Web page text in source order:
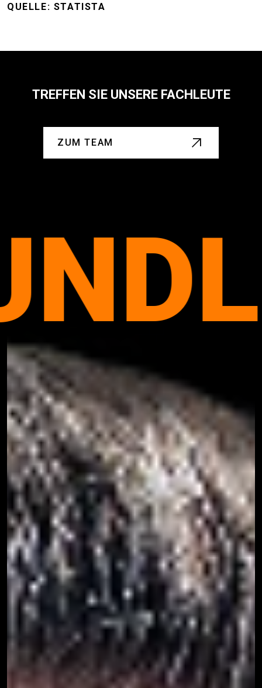
QUELLE: STATISTA
TREFFEN SIE UNSERE FACHLEUTE
ZUM TEAM